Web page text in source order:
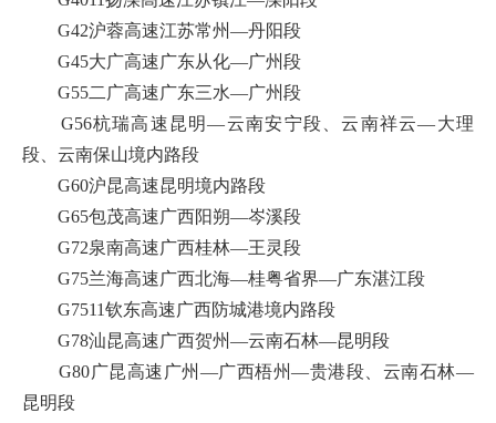
G42沪蓉高速江苏常州—丹阳段
G45大广高速广东从化—广州段
G55二广高速广东三水—广州段
G56杭瑞高速昆明—云南安宁段、云南祥云—大理
段、云南保山境内路段
G60沪昆高速昆明境内路段
G65包茂高速广西阳朔—岑溪段
G72泉南高速广西桂林—王灵段
G75兰海高速广西北海—桂粤省界—广东湛江段
G7511钦东高速广西防城港境内路段
G78汕昆高速广西贺州—云南石林—昆明段
G80广昆高速广州—广西梧州—贵港段、云南石林—
昆明段